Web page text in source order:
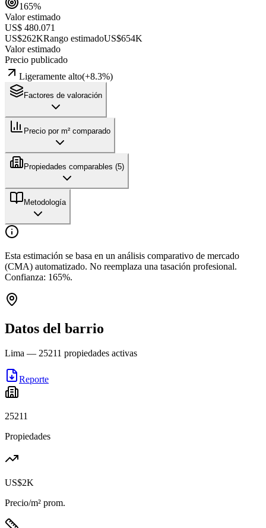
165%
Valor estimado
US$ 480.071
US$262KRango estimadoUS$654K
Valor estimado
Precio publicado
Ligeramente alto(+8.3%)
Factores de valoración
Precio por m² comparado
Propiedades comparables (5)
Metodología
Esta estimación se basa en un análisis comparativo de mercado
(CMA) automatizado. No reemplaza una tasación profesional.
Confianza: 165%.
Datos del barrio
Lima — 25211 propiedades activas
Reporte
25211
Propiedades
US$2K
Precio/m² prom.